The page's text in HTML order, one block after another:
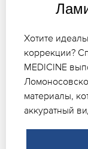
Хотите
коррекции?
MEDICINE
материалы,
аккуратный